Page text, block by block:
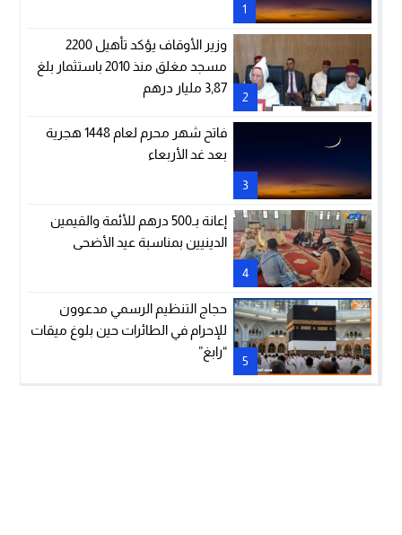
1
2
وزير الأوقاف يؤكد تأهيل 2200
مسجد مغلق منذ 2010 باستثمار بلغ
3,87 مليار درهم
3
فاتح شهر محرم لعام 1448 هجرية
بعد غد الأربعاء
4
إعانة بـ500 درهم للأئمة والقيمين
الدينيين بمناسبة عيد الأضحى
5
حجاج التنظيم الرسمي مدعوون
للإحرام في الطائرات حين بلوغ ميقات
“رابغ”